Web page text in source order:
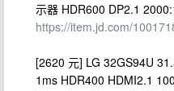
示器 HDR600 DP2.1
https://item.jd.com/
[2620 元] LG 32GS94U
1ms HDR400 HDMI2.1